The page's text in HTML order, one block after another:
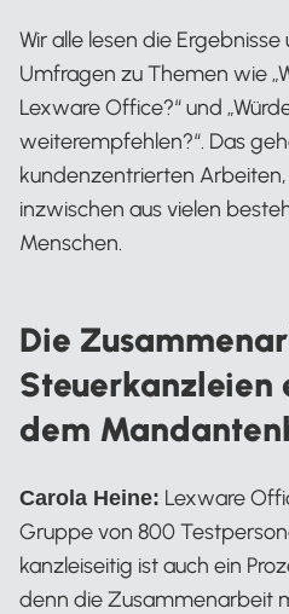
Wir alle lesen die
Umfragen zu Themen wie
Lexware Office?“ und
weiterempfehlen?“. Das
kundenzentrierten
inzwischen aus vielen
Menschen.
Die
Steuerkanzleien
dem
Carola Heine: Lexware
Gruppe von 800
kanzleiseitig ist auch ein
denn die Zusammenarbeit